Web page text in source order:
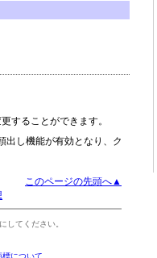
することができます。
出し機能が有効となり、ク
このページの先頭へ▲
してください。
について